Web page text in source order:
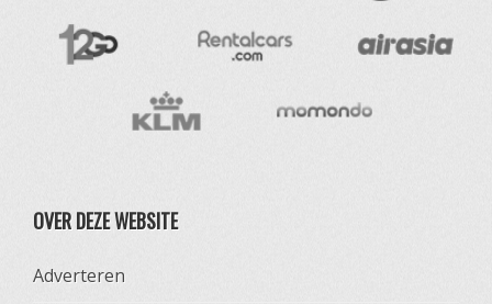
OVER DEZE WEBSITE
Adverteren